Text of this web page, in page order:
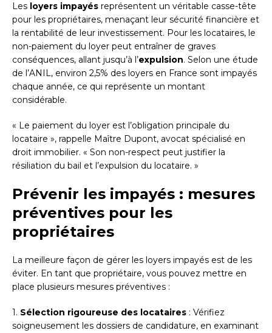
Les loyers impayés représentent un véritable casse-tête
pour les propriétaires, menaçant leur sécurité financière et
la rentabilité de leur investissement. Pour les locataires, le
non-paiement du loyer peut entraîner de graves
conséquences, allant jusqu’à l’expulsion. Selon une étude
de l’ANIL, environ 2,5% des loyers en France sont impayés
chaque année, ce qui représente un montant
considérable.
« Le paiement du loyer est l’obligation principale du
locataire », rappelle Maître Dupont, avocat spécialisé en
droit immobilier. « Son non-respect peut justifier la
résiliation du bail et l’expulsion du locataire. »
Prévenir les impayés : mesures
préventives pour les
propriétaires
La meilleure façon de gérer les loyers impayés est de les
éviter. En tant que propriétaire, vous pouvez mettre en
place plusieurs mesures préventives :
1. Sélection rigoureuse des locataires : Vérifiez
soigneusement les dossiers de candidature, en examinant